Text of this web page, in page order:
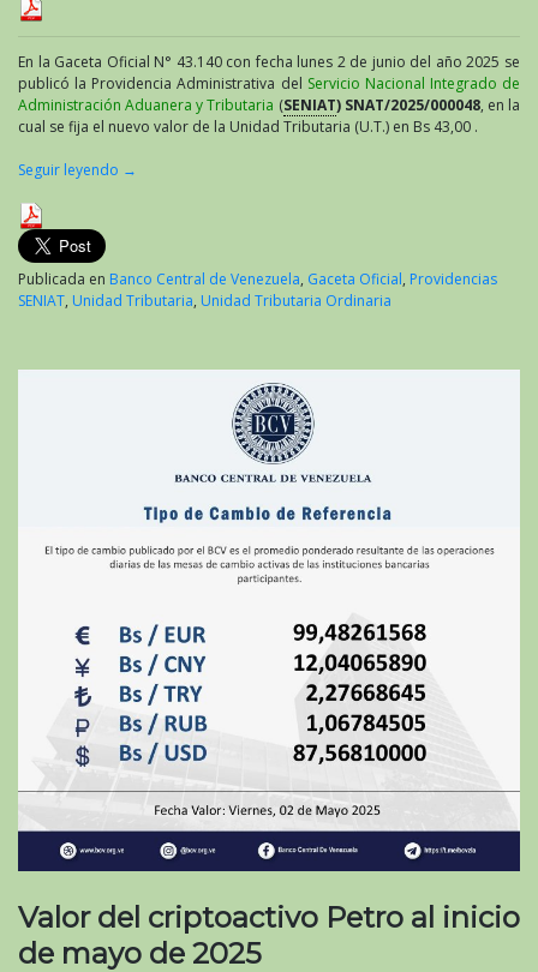
En la Gaceta Oficial N° 43.140 con fecha lunes 2 de junio del año 2025 se
publicó la Providencia Administrativa del Servicio Nacional Integrado de
Administración Aduanera y Tributaria (SENIAT) SNAT/2025/000048, en la
cual se fija el nuevo valor de la Unidad Tributaria (U.T.) en Bs 43,00 .
Seguir leyendo →
Publicada en Banco Central de Venezuela, Gaceta Oficial, Providencias
SENIAT, Unidad Tributaria, Unidad Tributaria Ordinaria
Valor del criptoactivo Petro al inicio
de mayo de 2025